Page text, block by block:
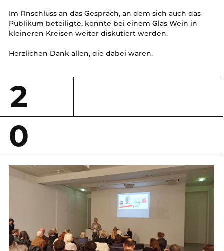
Im Anschluss an das Gespräch, an dem sich auch das
Publikum beteiligte, konnte bei einem Glas Wein in
kleineren Kreisen weiter diskutiert werden.
Herzlichen Dank allen, die dabei waren.
2
0